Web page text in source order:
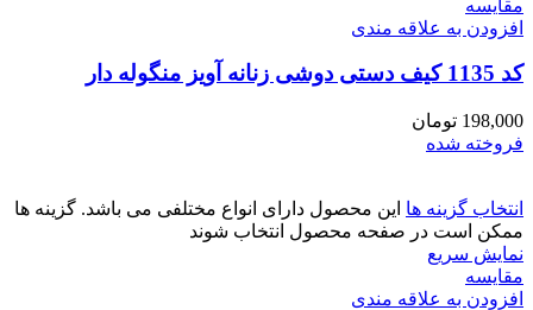
مقايسه
افزودن به علاقه مندی
کد 1135 کیف دستی دوشی زنانه آویز منگوله دار
198,000 تومان
فروخته شده
انتخاب گزینه ها این محصول دارای انواع مختلفی می باشد. گزینه ها
ممکن است در صفحه محصول انتخاب شوند
نمایش سریع
مقايسه
افزودن به علاقه مندی